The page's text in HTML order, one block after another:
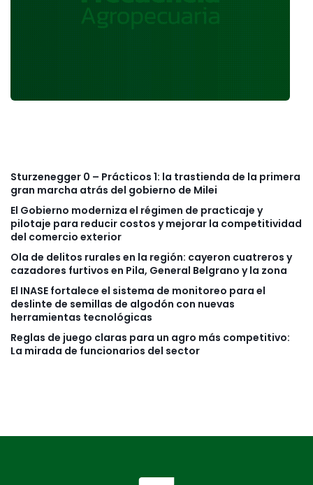
Sturzenegger 0 – Prácticos 1: la trastienda de la primera
gran marcha atrás del gobierno de Milei
El Gobierno moderniza el régimen de practicaje y
pilotaje para reducir costos y mejorar la competitividad
del comercio exterior
Ola de delitos rurales en la región: cayeron cuatreros y
cazadores furtivos en Pila, General Belgrano y la zona
El INASE fortalece el sistema de monitoreo para el
deslinte de semillas de algodón con nuevas
herramientas tecnológicas
Reglas de juego claras para un agro más competitivo:
La mirada de funcionarios del sector